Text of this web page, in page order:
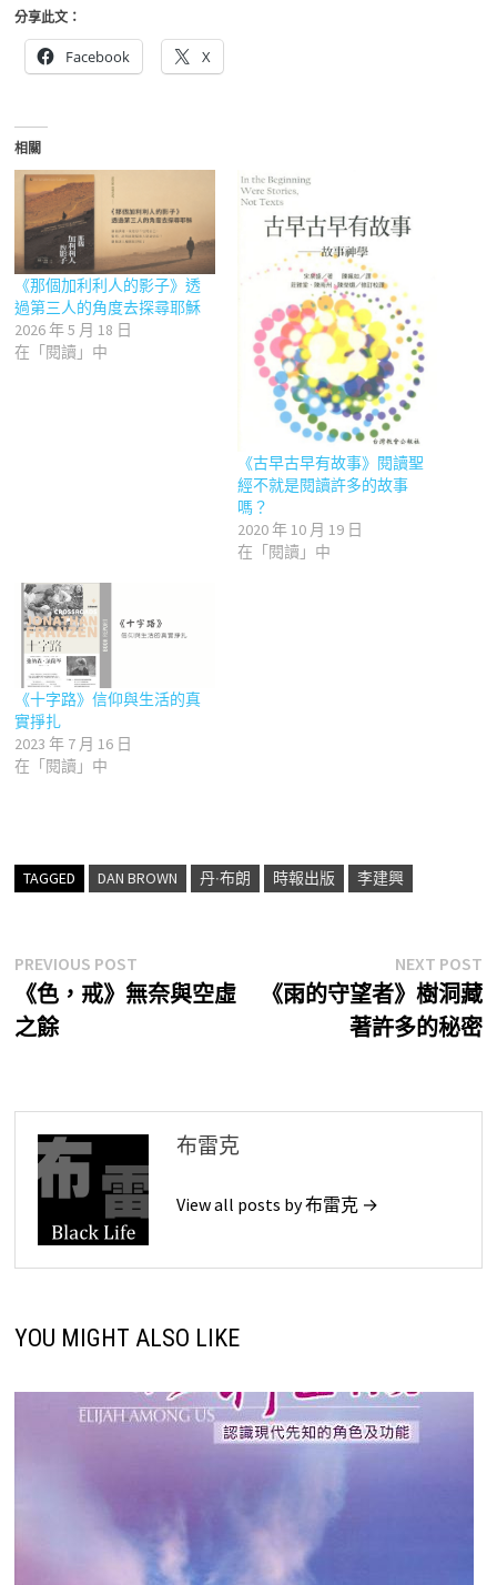
分享此文：
Facebook X
相關
《那個加利利人的影子》透
過第三人的角度去探尋耶穌
2026 年 5 月 18 日
在「閱讀」中
《古早古早有故事》閱讀聖
經不就是閱讀許多的故事
嗎？
2020 年 10 月 19 日
在「閱讀」中
《十字路》信仰與生活的真
實掙扎
2023 年 7 月 16 日
在「閱讀」中
TAGGED DAN BROWN 丹‧布朗 時報出版 李建興
文
章
導
PREVIOUS POSTPrevious
post:
《色，戒》無奈與空虛
之餘
NEXT POST
《雨的守望者》樹洞藏
著許多的秘密
布雷克
View all posts by 布雷克 →
YOU MIGHT ALSO LIKE